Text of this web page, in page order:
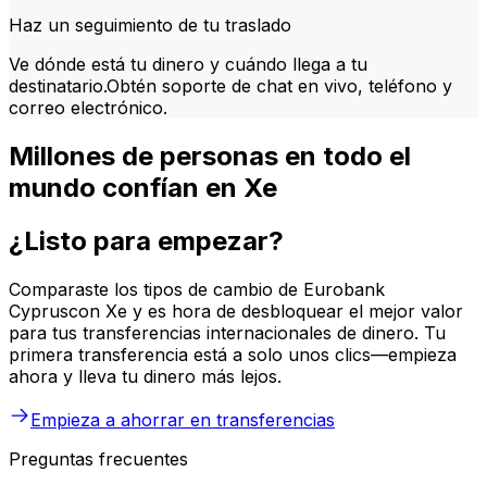
Haz un seguimiento de tu traslado
Ve dónde está tu dinero y cuándo llega a tu
destinatario.Obtén soporte de chat en vivo, teléfono y
correo electrónico.
Millones de personas en todo el
mundo confían en Xe
¿Listo para empezar?
Comparaste los tipos de cambio de Eurobank
Cypruscon Xe y es hora de desbloquear el mejor valor
para tus transferencias internacionales de dinero. Tu
primera transferencia está a solo unos clics—empieza
ahora y lleva tu dinero más lejos.
Empieza a ahorrar en transferencias
Preguntas frecuentes